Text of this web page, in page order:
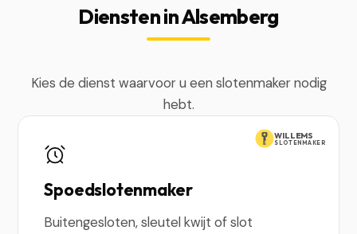
Diensten in Alsemberg
Kies de dienst waarvoor u een slotenmaker nodig
hebt.
WILLEMS
SLOTENMAKER
Spoedslotenmaker
Buitengesloten, sleutel kwijt of slot